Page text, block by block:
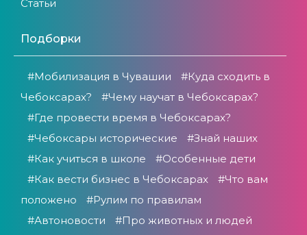
Статьи
Подборки
#Мобилизация в Чувашии
#Куда сходить в
Чебоксарах?
#Чему научат в Чебоксарах?
#Где провести время в Чебоксарах?
#Чебоксары исторические
#Знай наших
#Как учиться в школе
#Особенные дети
#Как вести бизнес в Чебоксарах
#Что вам
положено
#Рулим по правилам
#Автоновости
#Про животных и людей